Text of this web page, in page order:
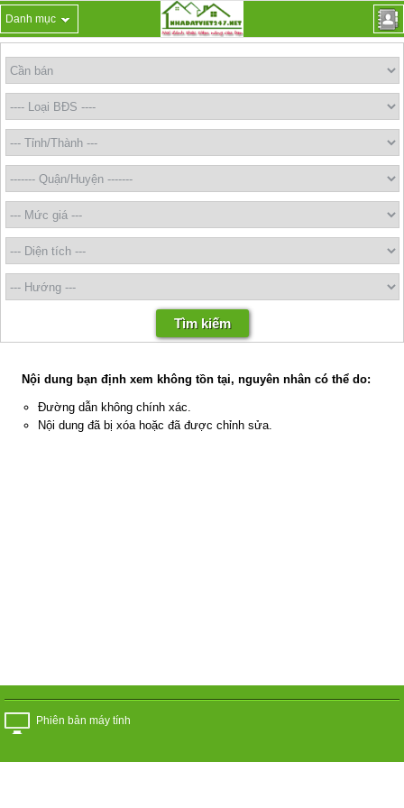
Danh mục
Nội dung bạn định xem không tồn tại, nguyên nhân có thể do:
Đường dẫn không chính xác.
Nội dung đã bị xóa hoặc đã được chỉnh sửa.
Phiên bản máy tính